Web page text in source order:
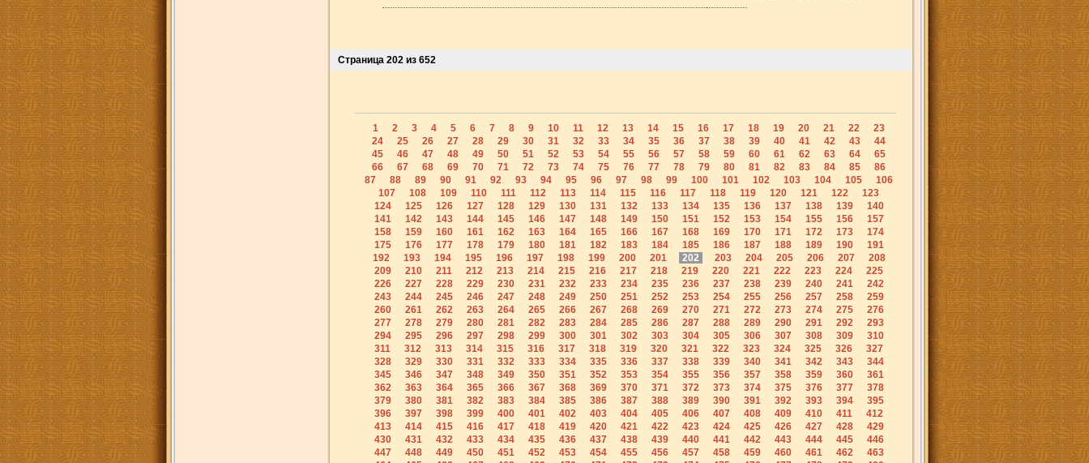
Страница 202 из 652
1 2 3 4 5 6 7 8 9 10 11 12 13 14 15 16 17 18 19 20 21 22
23
24
25 26 27 28 29 30 31 32 33 34 35 36 37 38 39 40 41 42 43
44
45
46 47 48 49 50 51 52 53 54 55 56 57 58 59 60 61 62 63 64
65
66
67 68 69 70 71 72 73 74 75 76 77 78 79 80 81 82 83 84 85
86
87
88 89 90 91 92 93 94 95 96 97 98 99 100 101 102 103 104 105
106
107
108 109 110 111 112 113 114 115 116 117 118 119 120 121 122
123
124
125 126 127 128 129 130 131 132 133 134 135 136 137 138 139
140
141
142 143 144 145 146 147 148 149 150 151 152 153 154 155 156
157
158
159 160 161 162 163 164 165 166 167 168 169 170 171 172 173
174
175
176 177 178 179 180 181 182 183 184 185 186 187 188 189 190
191
192
193 194 195 196 197 198 199 200 201 202 203 204 205 206 207
208
209
210 211 212 213 214 215 216 217 218 219 220 221 222 223 224
225
226
227 228 229 230 231 232 233 234 235 236 237 238 239 240 241
242
243
244 245 246 247 248 249 250 251 252 253 254 255 256 257 258
259
260
261 262 263 264 265 266 267 268 269 270 271 272 273 274 275
276
277
278 279 280 281 282 283 284 285 286 287 288 289 290 291 292
293
294
295 296 297 298 299 300 301 302 303 304 305 306 307 308 309
310
311
312 313 314 315 316 317 318 319 320 321 322 323 324 325 326
327
328
329 330 331 332 333 334 335 336 337 338 339 340 341 342 343
344
345
346 347 348 349 350 351 352 353 354 355 356 357 358 359 360
361
362
363 364 365 366 367 368 369 370 371 372 373 374 375 376 377
378
379
380 381 382 383 384 385 386 387 388 389 390 391 392 393 394
395
396
397 398 399 400 401 402 403 404 405 406 407 408 409 410 411
412
413
414 415 416 417 418 419 420 421 422 423 424 425 426 427 428
429
430
431 432 433 434 435 436 437 438 439 440 441 442 443 444 445
446
447
448 449 450 451 452 453 454 455 456 457 458 459 460 461 462
463